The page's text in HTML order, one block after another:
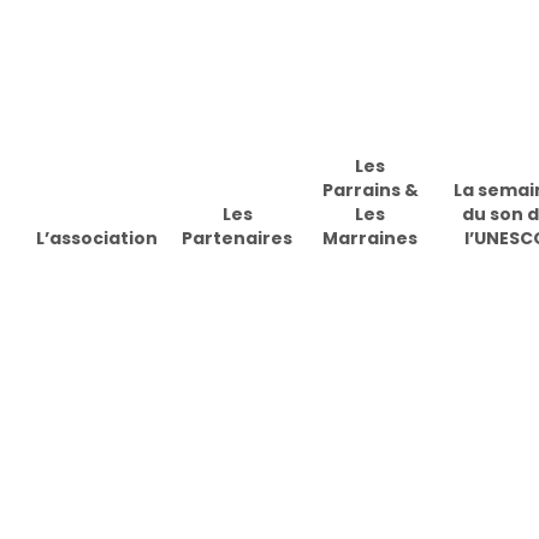
L’association
Les
Partenaires
Les
Parrains &
Les
Marraines
La
du son